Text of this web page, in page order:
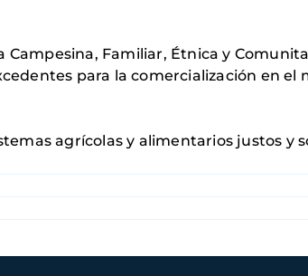
Familiar, Étnica y
para la comercialización en el
agrícolas y alimentarios justos y